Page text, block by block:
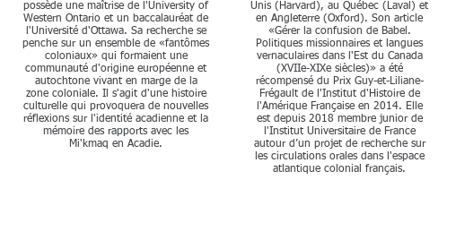
possède une maîtrise de l'University of
Western Ontario et un baccalauréat de
l'Université d'Ottawa. Sa recherche se
penche sur un ensemble de «fantômes
coloniaux» qui formaient une
communauté d'origine européenne et
autochtone vivant en marge de la
zone coloniale. Il s'agit d'une histoire
culturelle qui provoquera de nouvelles
réflexions sur l'identité acadienne et la
mémoire des rapports avec les
Mi'kmaq en Acadie.
Unis (Harvard), au Québec (Laval) et
en Angleterre (Oxford). Son article
«Gérer la confusion de Babel.
Politiques missionnaires et langues
vernaculaires dans l'Est du Canada
(XVIIe-XIXe siècles)» a été
récompensé du Prix Guy-et-Liliane-
Frégault de l'Institut d'Histoire de
l'Amérique Française en 2014. Elle
est depuis 2018 membre junior de
l'Institut Universitaire de France
autour d’un projet de recherche sur
les circulations orales dans l'espace
atlantique colonial français.